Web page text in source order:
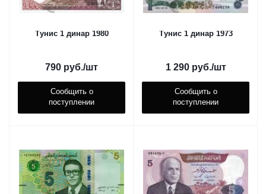
Тунис 1 динар 1980
790 руб./шт
Сообщить о
поступлении
Тунис 1 динар 1973
1 290руб./шт
Сообщить о
поступлении